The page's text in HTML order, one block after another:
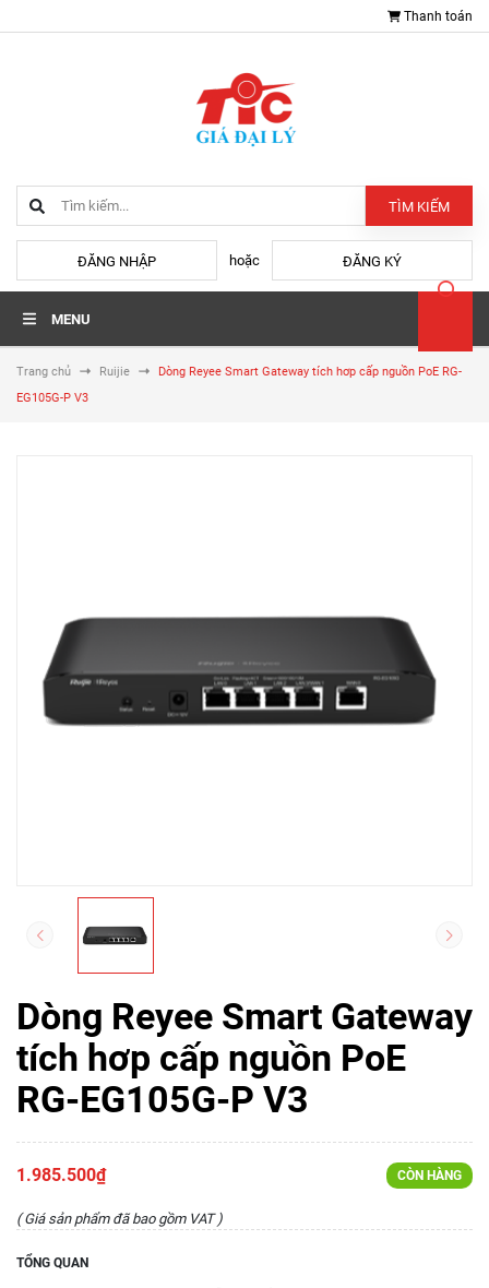
Thanh toán
TÌM KIẾM
ĐĂNG NHẬP hoặc ĐĂNG KÝ
MENU
Trang chủ Ruijie
Dòng Reyee Smart Gateway tích hơp cấp nguồn PoE RG-
EG105G-P V3
Dòng Reyee Smart Gateway
tích hơp cấp nguồn PoE
RG-EG105G-P V3
1.985.500₫ CÒN HÀNG
( Giá sản phẩm đã bao gồm VAT )
TỔNG QUAN